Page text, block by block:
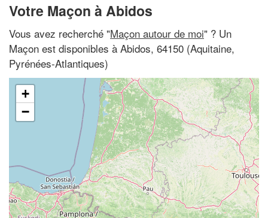
Votre Maçon à Abidos
Vous avez recherché "Maçon autour de moi" ? Un
Maçon est disponibles à Abidos, 64150 (Aquitaine,
Pyrénées-Atlantiques)
+
−